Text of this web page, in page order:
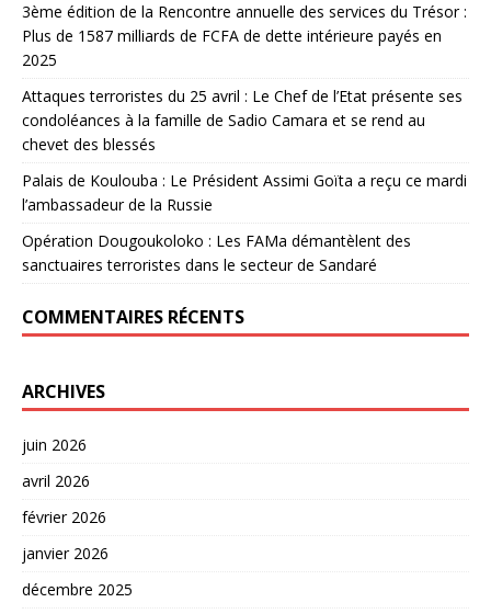
3ème édition de la Rencontre annuelle des services du Trésor :
Plus de 1587 milliards de FCFA de dette intérieure payés en
2025
Attaques terroristes du 25 avril : Le Chef de l’Etat présente ses
condoléances à la famille de Sadio Camara et se rend au
chevet des blessés
Palais de Koulouba : Le Président Assimi Goïta a reçu ce mardi
l’ambassadeur de la Russie
Opération Dougoukoloko : Les FAMa démantèlent des
sanctuaires terroristes dans le secteur de Sandaré
COMMENTAIRES RÉCENTS
ARCHIVES
juin 2026
avril 2026
février 2026
janvier 2026
décembre 2025